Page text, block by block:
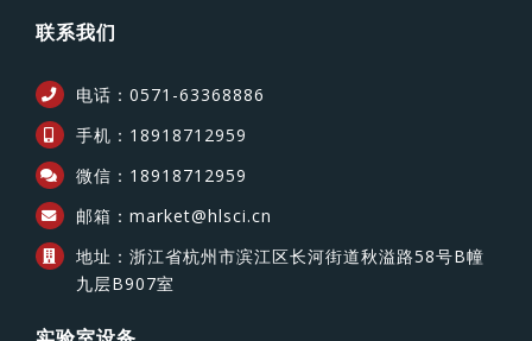
联系我们
电话：0571-63368886
手机：18918712959
微信：18918712959
邮箱：market@hlsci.cn
地址：浙江省杭州市滨江区长河街道秋溢路58号B幢
九层B907室